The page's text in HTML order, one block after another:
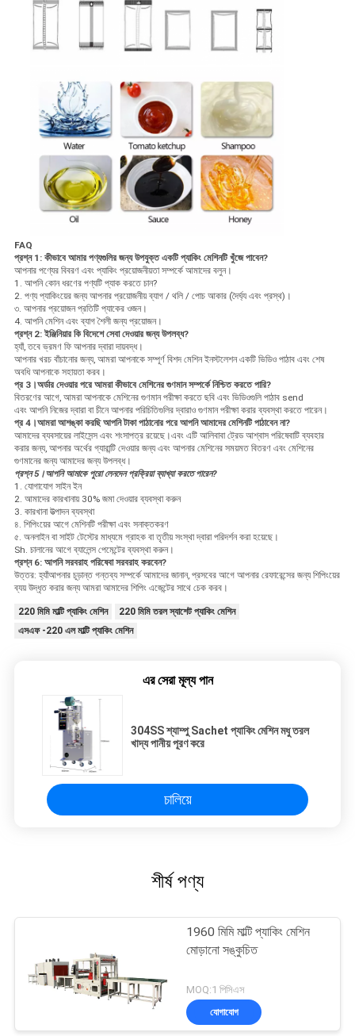
FAQ
প্রশ্ন 1: কীভাবে আমার পণ্যগুলির জন্য উপযুক্ত একটি প্যাকিং মেশিনটি খুঁজে পাবেন?
আপনার পণ্যের বিবরণ এবং প্যাকিং প্রয়োজনীয়তা সম্পর্কে আমাদের বলুন।
1. আপনি কোন ধরণের পণ্যটি প্যাক করতে চান?
2. পণ্য প্যাকিংয়ের জন্য আপনার প্রয়োজনীয় ব্যাগ / থলি / পোচ আকার (দৈর্ঘ্য এবং প্রস্থ)।
৩. আপনার প্রয়োজন প্রতিটি প্যাকের ওজন।
4. আপনি মেশিন এবং ব্যাগ শৈলী জন্য প্রয়োজন।
প্রশ্ন 2: ইঞ্জিনিয়ার কি বিদেশে সেবা দেওয়ার জন্য উপলব্ধ?
হ্যাঁ, তবে ভ্রমণ ফি আপনার দ্বারা দায়বদ্ধ।
আপনার খরচ বাঁচানোর জন্য, আমরা আপনাকে সম্পূর্ণ বিশদ মেশিন ইনস্টলেশন একটি ভিডিও পাঠাব এবং শেষ
অবধি আপনাকে সহায়তা করব।
প্র 3।অর্ডার দেওয়ার পরে আমরা কীভাবে মেশিনের গুণমান সম্পর্কে নিশ্চিত করতে পারি?
বিতরণের আগে, আমরা আপনাকে মেশিনের গুণমান পরীক্ষা করতে ছবি এবং ভিডিওগুলি পাঠাব send
এবং আপনি নিজের দ্বারা বা চীনে আপনার পরিচিতিগুলির দ্বারাও গুণমান পরীক্ষা করার ব্যবস্থা করতে পারেন।
প্র 4।আমরা আশঙ্কা করছি আপনি টাকা পাঠানোর পরে আপনি আমাদের মেশিনটি পাঠাবেন না?
আমাদের ব্যবসায়ের লাইসেন্স এবং শংসাপত্র রয়েছে।এবং এটি আলিবাবা ট্রেড আশ্বাস পরিষেবাটি ব্যবহার
করার জন্য, আপনার অর্থের গ্যারান্টি দেওয়ার জন্য এবং আপনার মেশিনের সময়মত বিতরণ এবং মেশিনের
গুণমানের জন্য আমাদের জন্য উপলব্ধ।
প্রশ্ন 5।আপনি আমাকে পুরো লেনদেন প্রক্রিয়া ব্যাখ্যা করতে পারেন?
1. যোগাযোগ সাইন ইন
2. আমাদের কারখানায় 30% জমা দেওয়ার ব্যবস্থা করুন
3. কারখানা উত্পাদন ব্যবস্থা
৪. শিপিংয়ের আগে মেশিনটি পরীক্ষা এবং সনাক্তকরণ
৫. অনলাইন বা সাইট টেস্টের মাধ্যমে গ্রাহক বা তৃতীয় সংস্থা দ্বারা পরিদর্শন করা হয়েছে।
Sh. চালানের আগে ব্যালেন্স পেমেন্টের ব্যবস্থা করুন।
প্রশ্ন 6: আপনি সরবরাহ পরিষেবা সরবরাহ করবেন?
উত্তর: হ্যাঁআপনার চূড়ান্ত গন্তব্য সম্পর্কে আমাদের জানান, প্রসবের আগে আপনার রেফারেন্সের জন্য শিপিংয়ের
ব্যয় উদ্ধৃত করার জন্য আমরা আমাদের শিপিং এজেন্টের সাথে চেক করব।
220 মিমি মাল্টি প্যাকিং মেশিন
220 মিমি তরল স্যাশেট প্যাকিং মেশিন
এসএফ -220 এল মাল্টি প্যাকিং মেশিন
এর সেরা মূল্য পান
304SS শ্যাম্পু Sachet প্যাকিং মেশিন মধু তরল
খাদ্য পানীয় পূরণ করে
চালিয়ে
শীর্ষ পণ্য
1960 মিমি মাল্টি প্যাকিং মেশিন
মোড়ানো সঙ্কুচিত
MOQ:1 পিসিএস
যোগাযোগ